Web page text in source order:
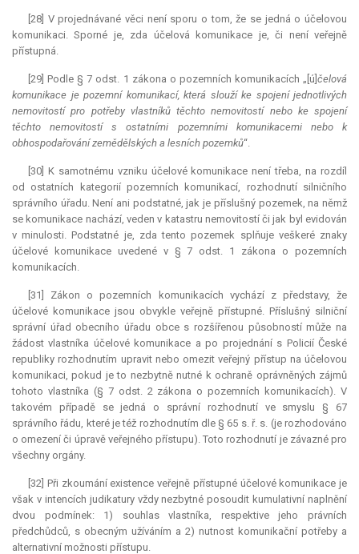
[28] V projednávané věci není sporu o tom, že se jedná o účelovou
komunikaci. Sporné je, zda účelová komunikace je, či není veřejně
přístupná.
[29] Podle § 7 odst. 1 zákona o pozemních komunikacích „[ú] čelová
komunikace je pozemní komunikací, která slouží ke spojení jednotlivých
nemovitostí pro potřeby vlastníků těchto nemovitostí nebo ke spojení
těchto nemovitostí s ostatními pozemními komunikacemi nebo k
obhospodařování zemědělských a lesních pozemků“.
[30] K samotnému vzniku účelové komunikace není třeba, na rozdíl
od ostatních kategorií pozemních komunikací, rozhodnutí silničního
správního úřadu. Není ani podstatné, jak je příslušný pozemek, na němž
se komunikace nachází, veden v katastru nemovitostí či jak byl evidován
v minulosti. Podstatné je, zda tento pozemek splňuje veškeré znaky
účelové komunikace uvedené v § 7 odst. 1 zákona o pozemních
komunikacích.
[31] Zákon o pozemních komunikacích vychází z představy, že
účelové komunikace jsou obvykle veřejně přístupné. Příslušný silniční
správní úřad obecního úřadu obce s rozšířenou působností může na
žádost vlastníka účelové komunikace a po projednání s Policií České
republiky rozhodnutím upravit nebo omezit veřejný přístup na účelovou
komunikaci, pokud je to nezbytně nutné k ochraně oprávněných zájmů
tohoto vlastníka (§ 7 odst. 2 zákona o pozemních komunikacích). V
takovém případě se jedná o správní rozhodnutí ve smyslu § 67
správního řádu, které je též rozhodnutím dle § 65 s. ř. s. (je rozhodováno
o omezení či úpravě veřejného přístupu). Toto rozhodnutí je závazné pro
všechny orgány.
[32] Při zkoumání existence veřejně přístupné účelové komunikace je
však v intencích judikatury vždy nezbytné posoudit kumulativní naplnění
dvou podmínek: 1) souhlas vlastníka, respektive jeho právních
předchůdců, s obecným užíváním a 2) nutnost komunikační potřeby a
alternativní možnosti přístupu.